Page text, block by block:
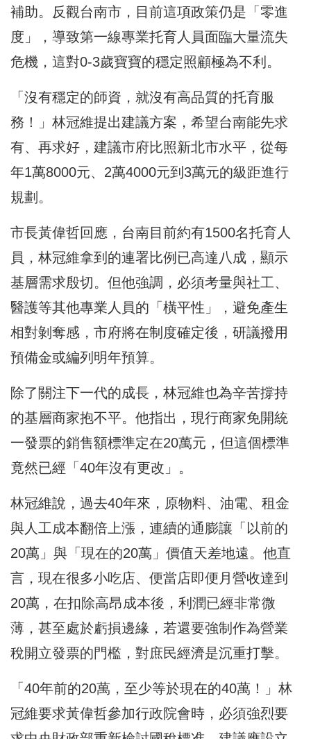
補助。反觀台南市，目前這項政策仍是「零進
度」，導致第一線專業托育人員面臨大量流失
危機，這對0-3歲寶寶的穩定照顧極為不利。
「沒有穩定的師資，就沒有高品質的托育服
務！」林冠維提出建議方案，希望台南能先求
有、再求好，建議市府比照新北市水平，從每
年1萬8000元、2萬4000元到3萬元的級距進行
規劃。
市長黃偉哲回應，台南目前約有1500名托育人
員，林冠維拿到的連署比例已高達八成，顯示
基層需求殷切。但他強調，必須考量與社工、
醫護等其他專業人員的「橫平性」，避免產生
相對剝奪感，市府將在制度確定後，研議撥用
預備金或編列明年預算。
除了關注下一代的成長，林冠維也為辛苦撐持
的基層商家抱不平。他指出，現行商家免開統
一發票的銷售額標準定在20萬元，但這個標準
竟然已經「40年沒有更改」。
林冠維說，過去40年來，原物料、油電、租金
與人工成本翻倍上漲，連續的通膨讓「以前的
20萬」與「現在的20萬」價值天差地遠。他直
言，現在很多小吃店、便當店即便月營收達到
20萬，在扣除高昂成本後，利潤已經非常微
薄，甚至處於虧損邊緣，若還要強制作為營業
稅開立發票的門檻，對庶民經濟是沉重打擊。
「40年前的20萬，至少等於現在的40萬！」林
冠維要求黃偉哲參加行政院會時，必須強烈要